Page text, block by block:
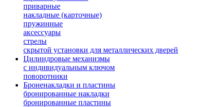
приварные
накладные (карточные)
пружинные
аксессуары
стрелы
скрытой установки для металлических дверей
Цилиндровые механизмы
с индивидуальным ключом
поворотники
Броненакладки и пластины
бронированные накладки
бронированные пластины